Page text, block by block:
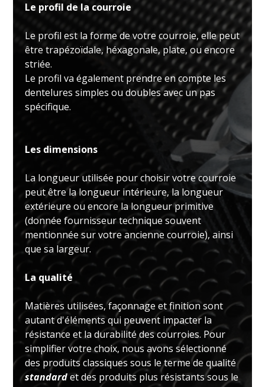
Le profil de la courroie
Le profil est la forme de votre courroie, elle peut
être trapézoïdale, héxagonale, plate, ou encore
striée.
Le profil va également prendre en compte les
dentelures simples ou doubles avec un pas
spécifique.
Les dimensions
La longueur utilisée pour choisir votre courroie
peut être la longueur intérieure, la longueur
extérieure ou encore la longueur primitive
(donnée fournisseur technique souvent
mentionnée sur votre ancienne courroie), ainsi
que sa largeur.
La qualité
Matières utilisées, façonnage et finition sont
autant d'éléments qui peuvent impacter la
résistance et la durabilité des courroies. Pour
simplifier votre choix, nous avons sélectionné
des produits classiques sous le terme de qualité
standardet des produits plus résistants sous le